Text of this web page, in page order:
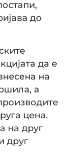
до
да е
на
а
цена.
на друг
друг